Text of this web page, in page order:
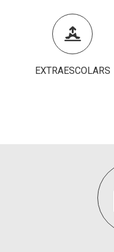

EXTRAESCOLARS
ACTUALITAT
Butlletins